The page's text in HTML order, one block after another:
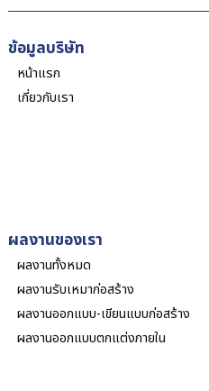
ข้อมูลบริษัท
หน้าแรก
เกี่ยวกับเรา
ผลงานของเรา
ผลงานทั้งหมด
ผลงานรับเหมาก่อสร้าง
ผลงานออกแบบ-เขียนแบบก่อสร้าง
ผลงานออกแบบตกแต่งภายใน